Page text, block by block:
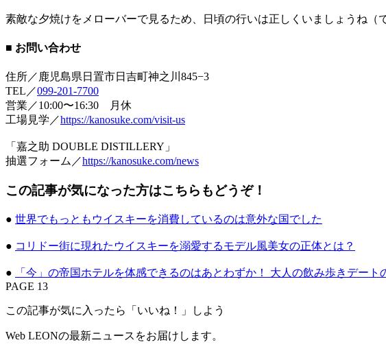
素敵な夕焼けをメローバーで見るため、日頃の行いは正しくいましょうね（
■ お問い合わせ
住所／鹿児島県日置市日吉町神之川845−3
TEL／099-201-7700
営業／10:00〜16:30 月休
工場見学／https://kanosuke.com/visit-us
「嘉之助 DOUBLE DISTILLERY」
抽選フォーム／https://kanosuke.com/news
この記事が気になった方はこちらもどうぞ！
● 世界でもっともウイスキーを消費しているのは意外な国でした
● コリドー街に現れたウイスキーを溺愛するモデル風美女の正体とは？
●
「今」の帝国ホテルを体感できるのはあとわずか！ 大人の飲み歩きデート
PAGE 13
この記事が気に入ったら「いいね！」しよう
Web LEONの最新ニュースをお届けします。